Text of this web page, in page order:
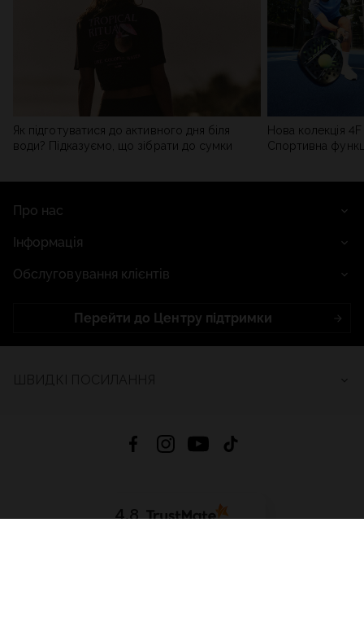
Як підготуватися до активного дня біля
води? Підказуємо, що зібрати до сумки
Нова колекція
Спортивна
Про нас
Інформація
Обслуговування клієнтів
Перейти до Центру підтримки
4.8